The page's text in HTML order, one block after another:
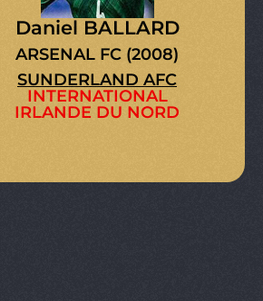
Daniel BALLARD
ARSENAL FC (2008)
SUNDERLAND AFC
INTERNATIONAL
IRLANDE DU NORD